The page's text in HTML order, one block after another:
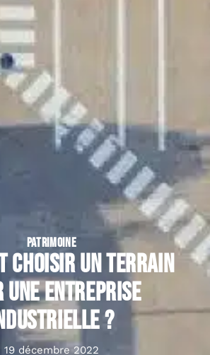
PATRIMOINE
choisir un terrain
une entreprise
?
19 décembre 2022